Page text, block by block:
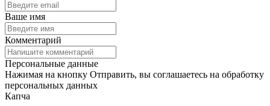
Ваше имя
Комментарий
Персональные данные
Нажимая на кнопку Отправить, вы соглашаетесь на обработку
персональных данных
Капча